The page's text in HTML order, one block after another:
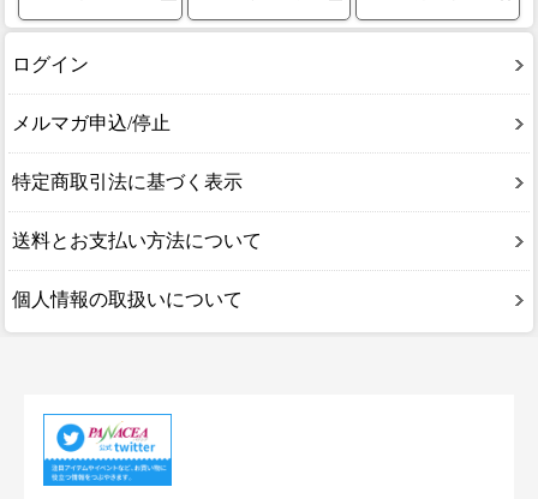
ログイン
メルマガ申込/停止
特定商取引法に基づく表示
送料とお支払い方法について
個人情報の取扱いについて